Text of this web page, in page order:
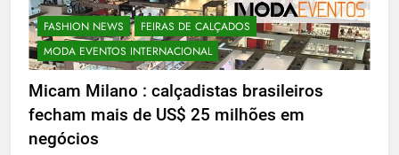
FASHION NEWS
FEIRAS DE CALÇADOS
MODA EVENTOS INTERNACIONAL
Micam Milano : calçadistas brasileiros
fecham mais de US$ 25 milhões em
negócios